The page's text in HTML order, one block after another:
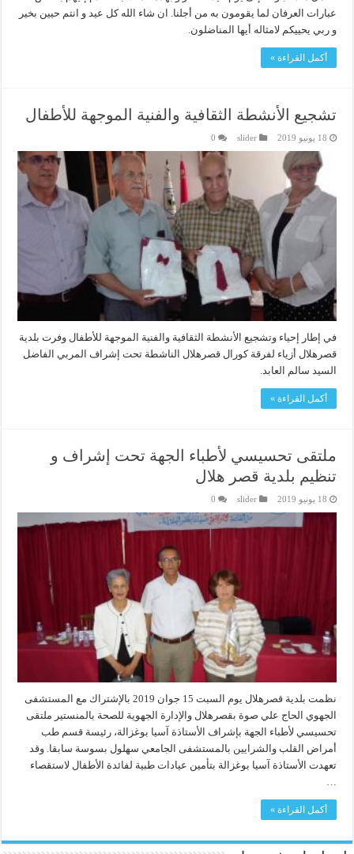
عبارات العرفان لما يقومون به من أجلنا. ان شاء الله كل عيد و انتم حيين بخير
و ربي يحييكم لامثاله أيها المناضلون.
أكمل القراءة »
تشجيع الأنشطة الثقافية والفنية الموجهة للأطفال
18 يونيو 2019 slider
0
في إطار إحياء وتشجيع الأنشطة الثقافية والفنية الموجهة للأطفال وفرت بلدية
قصرهلال أزياء لفرقة كورال قصرهلال الناشطة تحت إشراف المربي الفاضل
السيد سالم العابد.
أكمل القراءة »
ملتقى تحسيسي لأطباء الجهة تحت إشراف و
تنظيم بلدية قصر هلال
18 يونيو 2019 slider
0
نظمت بلدية قصرهلال يوم السبت 15 جوان 2019 بالإشتراك مع المستشفى
الجهوي الحاج علي صوة بقصرهلال والإدارة الجهوية للصحة بالمنستير ملتقى
تحسيسي لأطباء الجهة بإشراف الأستاذة آسيا بوغزالة، رئيسة قسم طب
أمراض القلب والشرايين بالمستشفى الجامعي سهلول بسوسة سابقا. وقد
تعهدت الأستاذة آسيا بوغزالة بتأمين عيادات طبية لفائدة الأطفال لاستقصاء
أكمل القراءة »